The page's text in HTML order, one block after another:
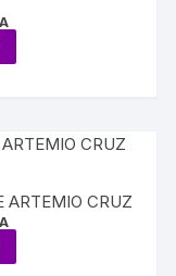
ARTEMIO CRUZ